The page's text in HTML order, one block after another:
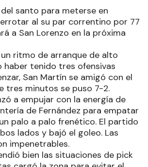
santo para meterse en
al su par correntino por 77
a San Lorenzo en la próxima
ritmo de arranque de alto
haber tenido tres ofensivas
San Martín se amigó con el
tres minutos se puso 7-2.
a empujar con la energía de
de Fernández para empatar
palo a palo frenético. El partido
lados y bajó el goleo. Las
impenetrables.
bien las situaciones de pick